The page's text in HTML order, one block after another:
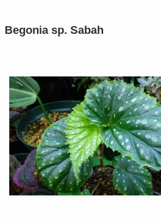
Begonia sp. Sabah